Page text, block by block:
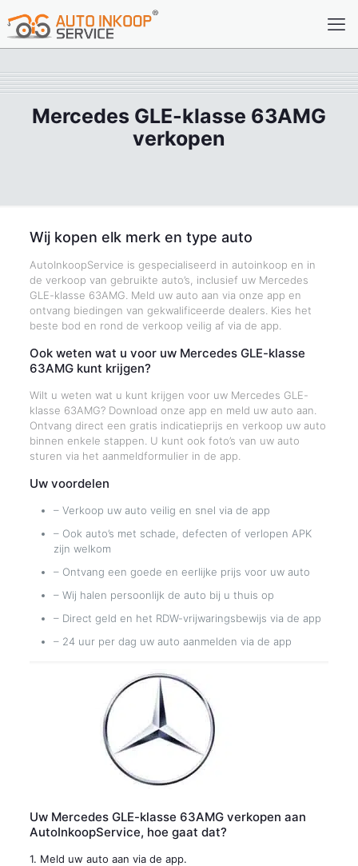
Mercedes GLE-klasse 63AMG
verkopen
Wij kopen elk merk en type auto
AutoInkoopService is gespecialiseerd in autoinkoop en in
de verkoop van gebruikte auto’s, inclusief uw Mercedes
GLE-klasse 63AMG. Meld uw auto aan via onze app en
ontvang biedingen van gekwalificeerde dealers. Kies het
beste bod en rond de verkoop veilig af via de app.
Ook weten wat u voor uw Mercedes GLE-klasse
63AMG kunt krijgen?
Wilt u weten wat u kunt krijgen voor uw Mercedes GLE-
klasse 63AMG? Download onze app en meld uw auto aan.
Ontvang direct een gratis indicatieprijs en verkoop uw auto
binnen enkele stappen. U kunt ook foto’s van uw auto
sturen via het aanmeldformulier in de app.
Uw voordelen
– Verkoop uw auto veilig en snel via de app
– Ook auto’s met schade, defecten of verlopen APK
zijn welkom
– Ontvang een goede en eerlijke prijs voor uw auto
– Wij halen persoonlijk de auto bij u thuis op
– Direct geld en het RDW-vrijwaringsbewijs via de app
– 24 uur per dag uw auto aanmelden via de app
Uw Mercedes GLE-klasse 63AMG verkopen aan
AutoInkoopService, hoe gaat dat?
1. Meld uw auto aan via de app.